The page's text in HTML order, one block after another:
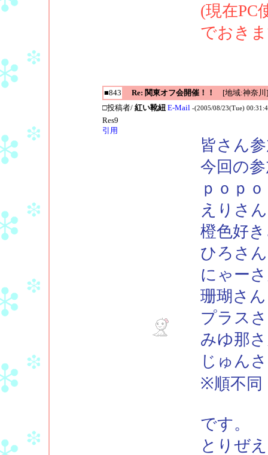
(現在PC
でおき
■843 Re: 関東オフ会開催！！
[地域:神奈川]
□投稿者/ 紅い靴紐 E-Mail -(2005/08/23(Tue)
Res9
引用
皆さん
今回の
ｐｏｐ
えりさん
橙色好
ひろさん
にゃー
珊瑚さん
プラス
みゆ那
じゅん
※順不同
です。
とりぜ